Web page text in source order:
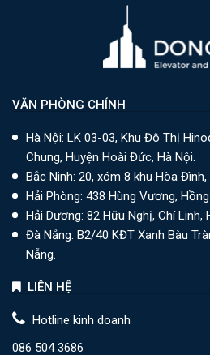
VĂN PHÒNG CHÍNH
Hà Nội: LK 03-03, Khu Đô Thị
Chung, Huyện Hoài Đức, Hà Nội.
Bắc Ninh: 20, xóm 8 khu Hòa
Hải Phòng: 438 Hùng Vương,
Hải Dương: 82 Hữu Nghị, Chí Linh,
Đà Nẵng: B2/40 KĐT Xanh Bàu
Nẵng.
LIÊN HỆ
Hotline kinh doanh
086 504 3686